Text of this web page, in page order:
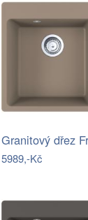
5989,-Kč